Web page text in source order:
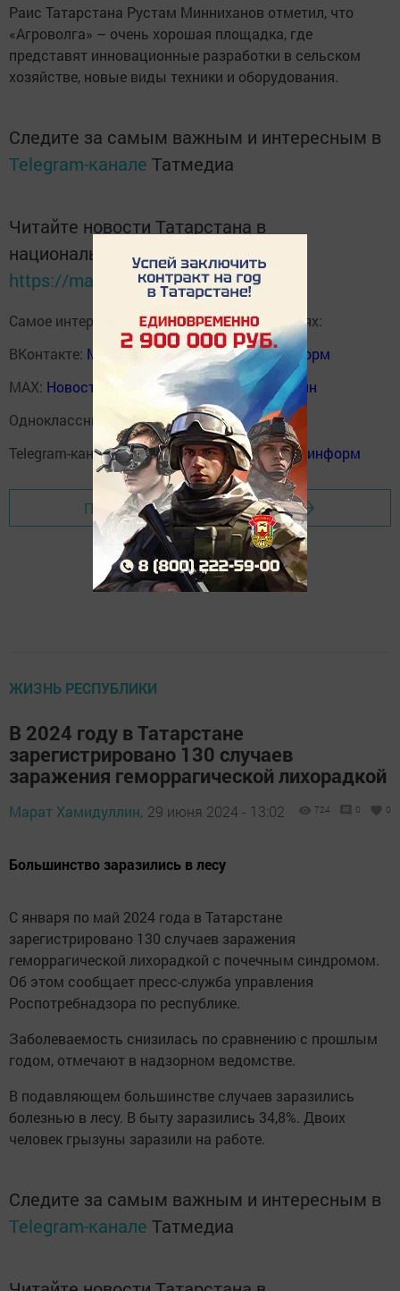
Раис Татарстана Рустам Минниханов отметил, что
«Агроволга» – очень хорошая площадка, где
представят инновационные разработки в сельском
хозяйстве, новые виды техники и оборудования.
Следите за самым важным и интересным в
Telegram-канале Татмедиа
Читайте новости Татарстана в
национальном мессенджере MАХ:
https://max.ru/tatmedia
Самое интересное в наших социальных сетях:
ВКонтакте: Мензелинск news - Мензеля-информ
MAX: Новости Мензелинска - Мензеля онлайн
Одноклассники:
ok.ru/menzelinsk
Telegram-канал:Мензелинск news - Мензеля-информ
Перейти на страницу новости
ЖИЗНЬ РЕСПУБЛИКИ
В 2024 году в Татарстане
зарегистрировано 130 случаев
заражения геморрагической лихорадкой
Марат Хамидуллин, 29 июня 2024 - 13:02 724 0 0
Большинство заразились в лесу
С января по май 2024 года в Татарстане
зарегистрировано 130 случаев заражения
геморрагической лихорадкой с почечным синдромом.
Об этом сообщает пресс-служба управления
Роспотребнадзора по республике.
Заболеваемость снизилась по сравнению с прошлым
годом, отмечают в надзорном ведомстве.
В подавляющем большинстве случаев заразились
болезнью в лесу. В быту заразились 34,8%. Двоих
человек грызуны заразили на работе.
Следите за самым важным и интересным в
Telegram-канале Татмедиа